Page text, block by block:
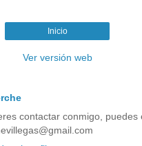
Inicio
Ver versión web
contactar conmigo, puedes